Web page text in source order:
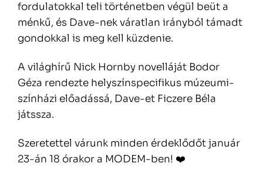
fordulatokkal teli történetben végül beüt a
ménkű, és Dave-nek váratlan irányból támadt
gondokkal is meg kell küzdenie.
A világhírű Nick Hornby novelláját Bodor
Géza rendezte helyszínspecifikus múzeumi-
színházi előadássá, Dave-et Ficzere Béla
játssza.
Szeretettel várunk minden érdeklődőt január
23-án 18 órakor a MODEM-ben! ❤️